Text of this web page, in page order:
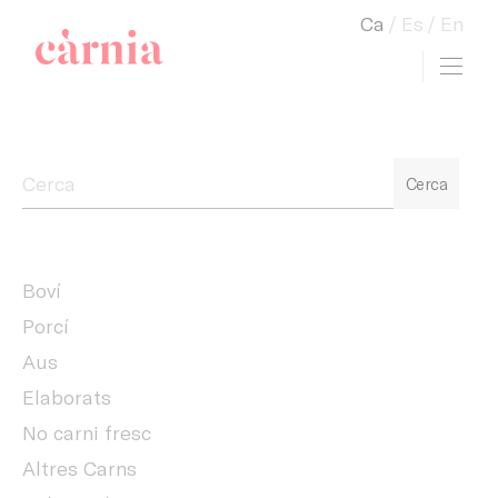
Ca Es En
Cerca
Boví
Porcí
Aus
Elaborats
No carni fresc
Altres Carns